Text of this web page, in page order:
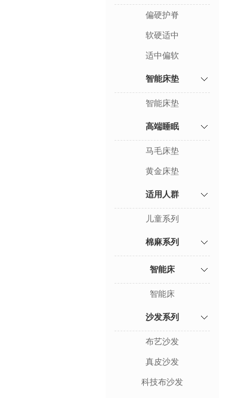
偏硬护脊
软硬适中
适中偏软
智能床垫
智能床垫
高端睡眠
马毛床垫
黄金床垫
适用人群
儿童系列
棉麻系列
智能床
智能床
沙发系列
布艺沙发
真皮沙发
科技布沙发